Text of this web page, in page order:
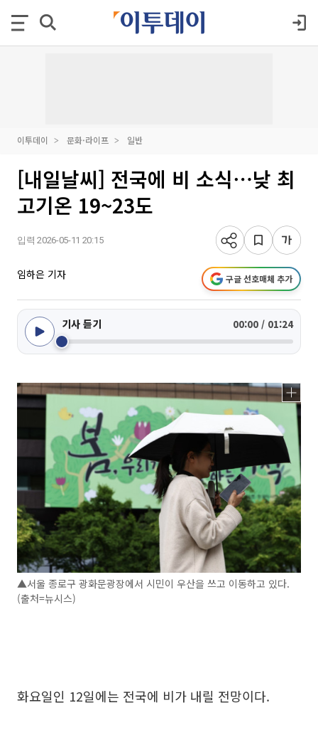
이투데이 문화·라이프 일반
[내일날씨] 전국에 비 소식⋯낮 최
고기온 19~23도
입력 2026-05-11 20:15
임하은 기자 구글 선호매체 추가
기사 듣기 00:00 / 01:24
▲서울 종로구 광화문광장에서 시민이 우산을 쓰고 이동하고 있다.
(출처=뉴시스)
화요일인 12일에는 전국에 비가 내릴 전망이다.